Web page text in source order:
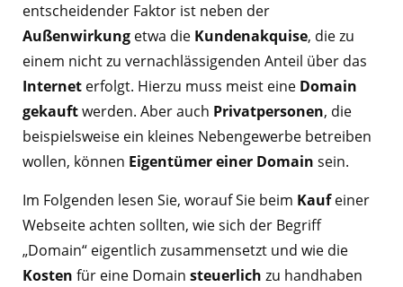
entscheidender Faktor ist neben der
Außenwirkung etwa die Kundenakquise, die zu
einem nicht zu vernachlässigenden Anteil über das
Internet erfolgt. Hierzu muss meist eine Domain
gekauftwerden. Aber auch Privatpersonen, die
beispielsweise ein kleines Nebengewerbe betreiben
wollen, können Eigentümer einer Domain sein.
Im Folgenden lesen Sie, worauf Sie beim Kaufeiner
Webseite achten sollten, wie sich der Begriff
„Domain“ eigentlich zusammensetzt und wie die
Kosten für eine Domain steuerlich zu handhaben